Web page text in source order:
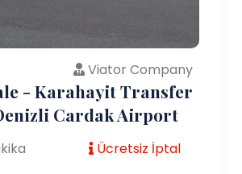
Viator Company
- Karahayit Transfer
Cardak Airport
Ücretsiz İptal